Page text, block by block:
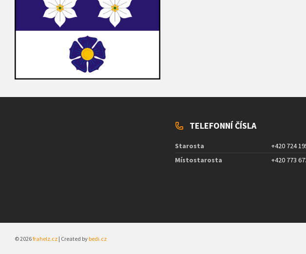
TELEFONNÍ ČÍSLA
Starosta
+420 724
Místostarosta
+420 773
© 2026frahelz.cz | Created bybedi.cz